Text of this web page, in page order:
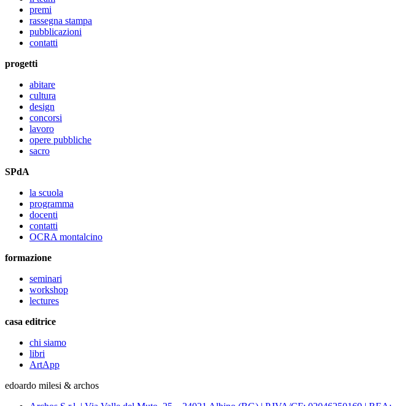
premi
rassegna stampa
pubblicazioni
contatti
progetti
abitare
cultura
design
concorsi
lavoro
opere pubbliche
sacro
SPdA
la scuola
programma
docenti
contatti
OCRA montalcino
formazione
seminari
workshop
lectures
casa editrice
chi siamo
libri
ArtApp
edoardo milesi & archos